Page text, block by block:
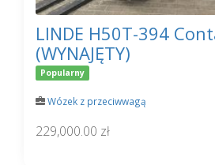
LINDE H50T-394
(WYNAJĘTY)
Popularny
Wózek z przeciwwagą
229,000.00 zł